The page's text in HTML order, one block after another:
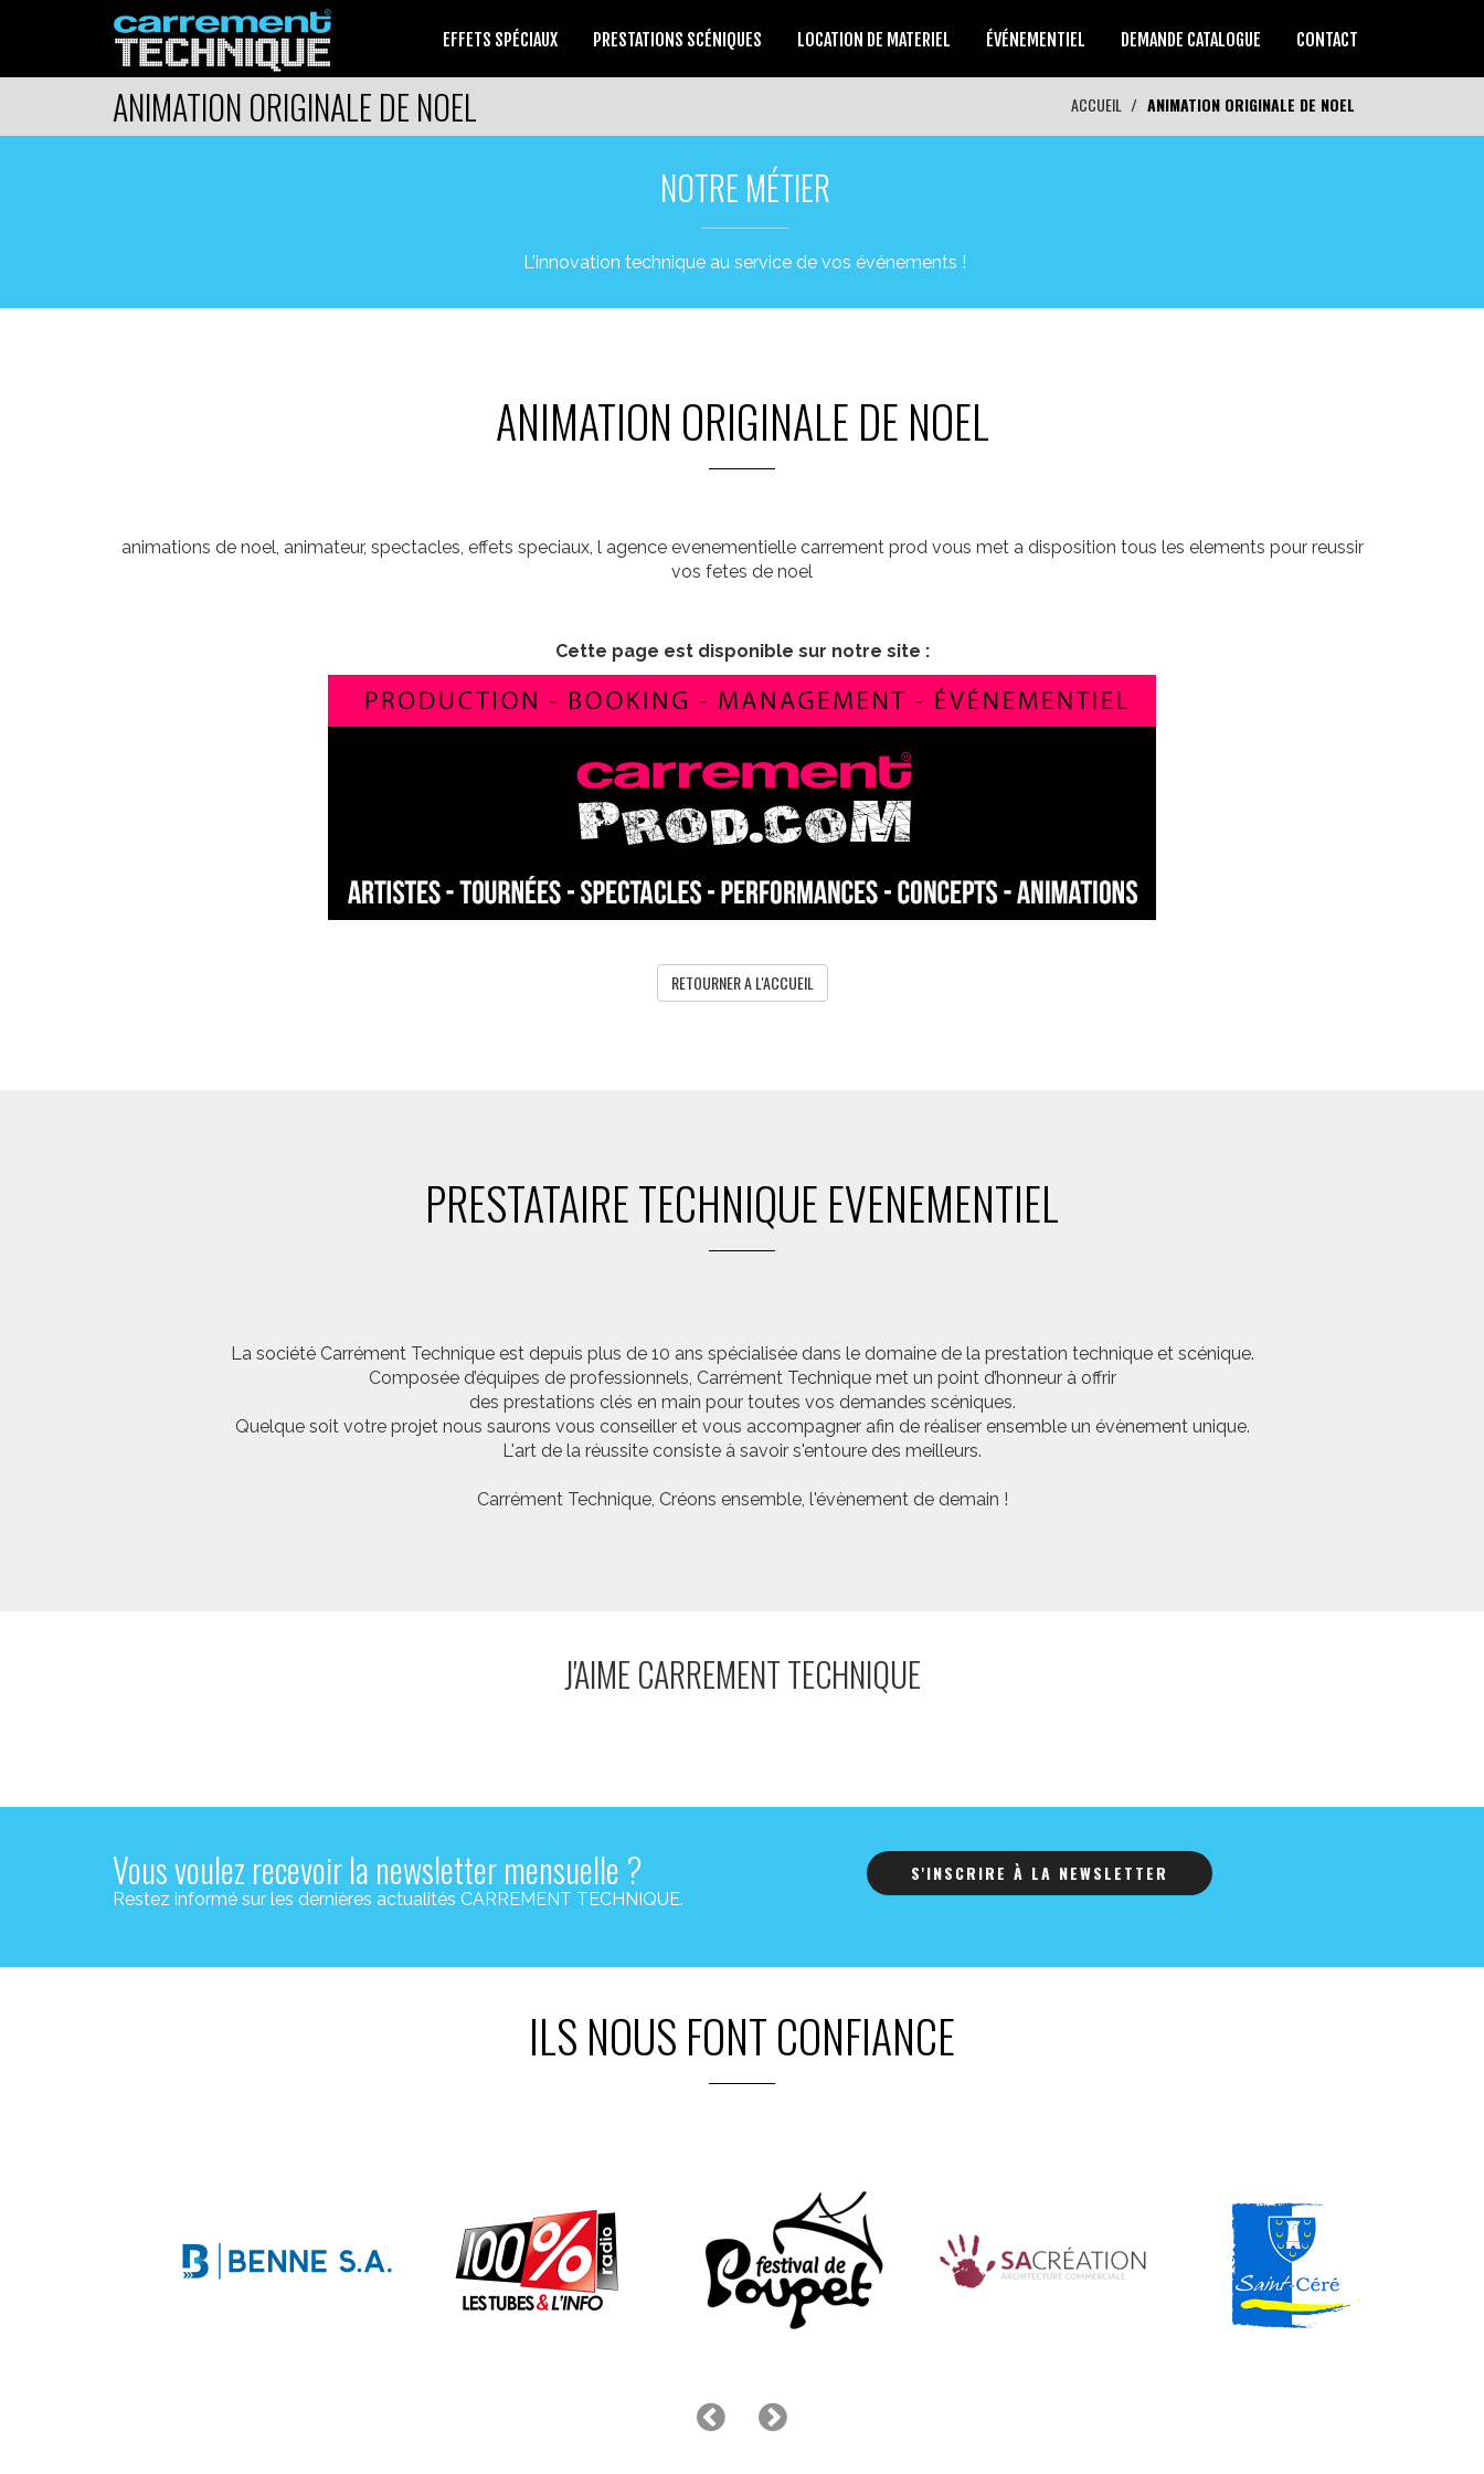
EFFETS SPÉCIAUX PRESTATIONS SCÉNIQUES LOCATION DE MATERIEL ÉVÉNEMENTIEL DEMANDE CATALOGUE CONTACT
ANIMATION ORIGINALE DE NOEL ACCUEIL ANIMATION ORIGINALE DE NOEL
NOTRE MÉTIER
L'innovation technique au service de vos événements !
ANIMATION ORIGINALE DE NOEL
animations de noel, animateur, spectacles, effets speciaux, l agence evenementielle carrement prod vous met a disposition tous les elements pour reussir
vos fetes de noel
Cette page est disponible sur notre site :
RETOURNER A L'ACCUEIL
PRESTATAIRE TECHNIQUE EVENEMENTIEL
La société Carrément Technique est depuis plus de 10 ans spécialisée dans le domaine de la prestation technique et scénique.
Composée d’équipes de professionnels, Carrément Technique met un point d’honneur à offrir
des prestations clés en main pour toutes vos demandes scéniques.
Quelque soit votre projet nous saurons vous conseiller et vous accompagner afin de réaliser ensemble un évènement unique.
L'art de la réussite consiste à savoir s'entoure des meilleurs.
Carrément Technique, Créons ensemble, l'évènement de demain !
J'AIME CARREMENT TECHNIQUE
Vous voulez recevoir la newsletter mensuelle ?
Restez informé sur les dernières actualités CARREMENT TECHNIQUE.
S'INSCRIRE À LA NEWSLETTER
ILS NOUS FONT CONFIANCE